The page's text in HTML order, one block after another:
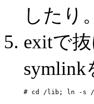
したり。
exitで
symlink